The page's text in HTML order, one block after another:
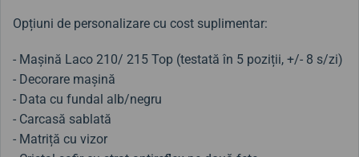
Opțiuni de personalizare cu cost suplimentar:
- Mașină Laco 210/ 215 Top (testată în 5 poziții, +/- 8 s/zi)
- Decorare mașină
- Data cu fundal alb/negru
- Carcasă sablată
- Matriță cu vizor